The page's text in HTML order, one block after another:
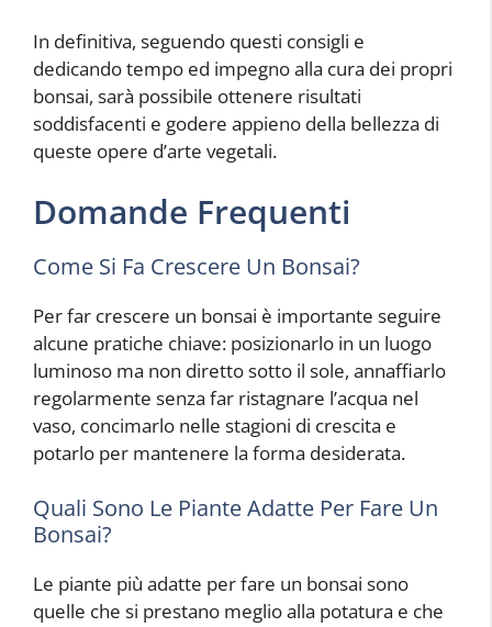
In definitiva, seguendo questi consigli e
dedicando tempo ed impegno alla cura dei propri
bonsai, sarà possibile ottenere risultati
soddisfacenti e godere appieno della bellezza di
queste opere d’arte vegetali.
Domande Frequenti
Come Si Fa Crescere Un Bonsai?
Per far crescere un bonsai è importante seguire
alcune pratiche chiave: posizionarlo in un luogo
luminoso ma non diretto sotto il sole, annaffiarlo
regolarmente senza far ristagnare l’acqua nel
vaso, concimarlo nelle stagioni di crescita e
potarlo per mantenere la forma desiderata.
Quali Sono Le Piante Adatte Per Fare Un
Bonsai?
Le piante più adatte per fare un bonsai sono
quelle che si prestano meglio alla potatura e che